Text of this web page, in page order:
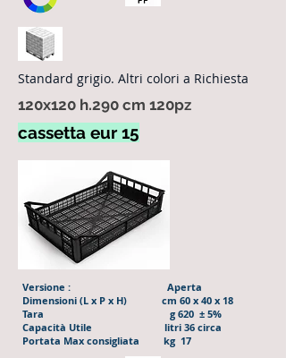
Standard grigio. Altri colori a Richiesta
120x120 h.290 cm 120pz
cassetta eur 15
Versione : Aperta
Dimensioni (L x P x H) cm 60 x 40 x 18
Tara g 620 ± 5%
Capacità Utile litri 36 circa
Portata Max consigliata kg 17